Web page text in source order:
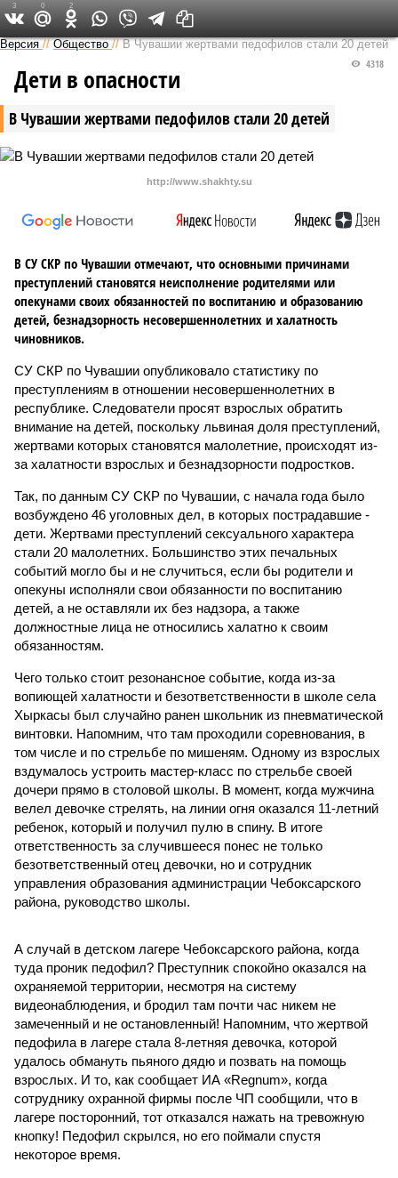
Версия в Чувашии
Версия //Общество //В Чувашии жертвами педофилов стали 20 детей
В Чувашии жертвами педофилов стали 20 детей
4318
Дети в опасности
http://www.shakhty.su
В СУ СКР по Чувашии отмечают, что основными причинами
преступлений становятся неисполнение родителями или
опекунами своих обязанностей по воспитанию и образованию
детей, безнадзорность несовершеннолетних и халатность
чиновников.
СУ СКР по Чувашии опубликовало статистику по
преступлениям в отношении несовершеннолетних в
республике. Следователи просят взрослых обратить
внимание на детей, поскольку львиная доля преступлений,
жертвами которых становятся малолетние, происходят из-
за халатности взрослых и безнадзорности подростков.
Так, по данным СУ СКР по Чувашии, с начала года было
возбуждено 46 уголовных дел, в которых пострадавшие -
дети. Жертвами преступлений сексуального характера
стали 20 малолетних. Большинство этих печальных
событий могло бы и не случиться, если бы родители и
опекуны исполняли свои обязанности по воспитанию
детей, а не оставляли их без надзора, а также
должностные лица не относились халатно к своим
обязанностям.
Чего только стоит резонансное событие, когда из-за
вопиющей халатности и безответственности в школе села
Хыркасы был случайно ранен школьник из пневматической
винтовки. Напомним, что там проходили соревнования, в
том числе и по стрельбе по мишеням. Одному из взрослых
вздумалось устроить мастер-класс по стрельбе своей
дочери прямо в столовой школы. В момент, когда мужчина
велел девочке стрелять, на линии огня оказался 11-летний
ребенок, который и получил пулю в спину. В итоге
ответственность за случившееся понес не только
безответственный отец девочки, но и сотрудник
управления образования администрации Чебоксарского
района, руководство школы.
А случай в детском лагере Чебоксарского района, когда
туда проник педофил? Преступник спокойно оказался на
охраняемой территории, несмотря на систему
видеонаблюдения, и бродил там почти час никем не
замеченный и не остановленный! Напомним, что жертвой
педофила в лагере стала 8-летняя девочка, которой
удалось обмануть пьяного дядю и позвать на помощь
взрослых. И то, как сообщает ИА «Regnum», когда
сотруднику охранной фирмы после ЧП сообщили, что в
лагере посторонний, тот отказался нажать на тревожную
кнопку! Педофил скрылся, но его поймали спустя
некоторое время.
3 0 2